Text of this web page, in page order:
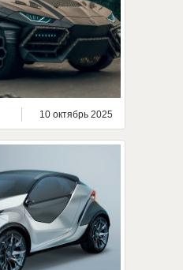
10 октябрь 2025